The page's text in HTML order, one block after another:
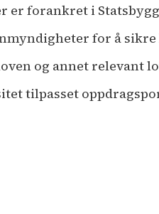
er forankret i
for å
og annet relevant
tilpasset